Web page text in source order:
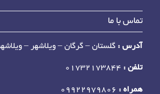
تماس با ما
آدرس : گلستان – گرگان – ویلاشهر – ویلاشهر
تلفن :
همراه :